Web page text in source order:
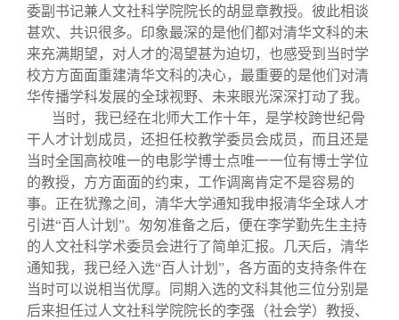
实用信息
总会章程
理事会名单
制度法规
联系我们
委副书记兼人文社科学院院长的胡显章教授。彼此相谈
甚欢、共识很多。印象最深的是他们都对清华文科的未
来充满期望，对人才的渴望甚为迫切，也感受到当时学
校方方面面重建清华文科的决心，最重要的是他们对清
华传播学科发展的全球视野、未来眼光深深打动了我。
当时，我已经在北师大工作十年，是学校跨世纪骨
干人才计划成员，还担任校教学委员会成员，而且还是
当时全国高校唯一的电影学博士点唯一一位有博士学位
的教授，方方面面的约束，工作调离肯定不是容易的
事。正在犹豫之间，清华大学通知我申报清华全球人才
引进“百人计划”。匆匆准备之后，便在李学勤先生主持
的人文社科学术委员会进行了简单汇报。几天后，清华
通知我，我已经入选“百人计划”，各方面的支持条件在
当时可以说相当优厚。同期入选的文科其他三位分别是
后来担任过人文社科学院院长的李强（社会学）教授、